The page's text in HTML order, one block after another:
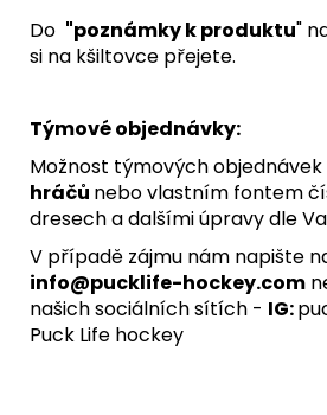
Do "poznámky k produktu"
si na kšiltovce přejete.
Týmové objednávky:
Možnost týmových objednávek
hráčů nebo vlastním fontem
dresech a dalšími úpravy dle
V případě zájmu nám napište
info@pucklife-hockey.com
našich sociálních sítích - IG:
Puck Life hockey